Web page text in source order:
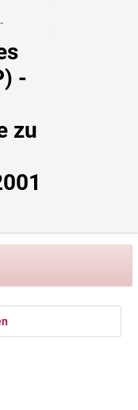
Kraftstoffverbrauch 2001 - 2010
-
zu